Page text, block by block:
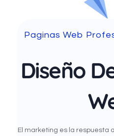
Paginas Web
Diseño
El marketing es la respuesta